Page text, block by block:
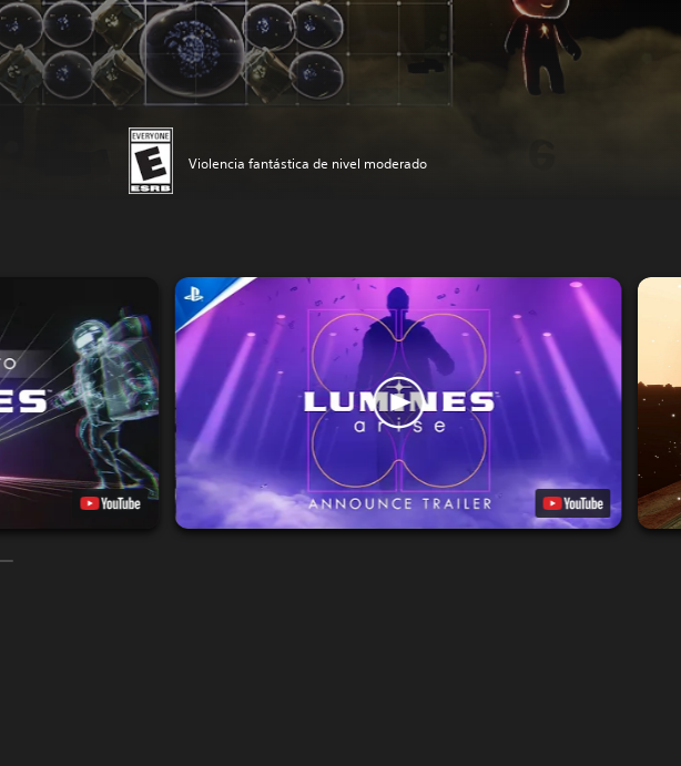
Violencia fantástica de nivel moderado